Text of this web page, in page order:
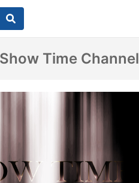
Time Channel